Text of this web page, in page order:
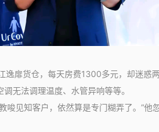
货仓，每天房费1300多元，却迷惑
无法调理温度、水管异响等等。
知客户，依然算是专门糊弄了。”他